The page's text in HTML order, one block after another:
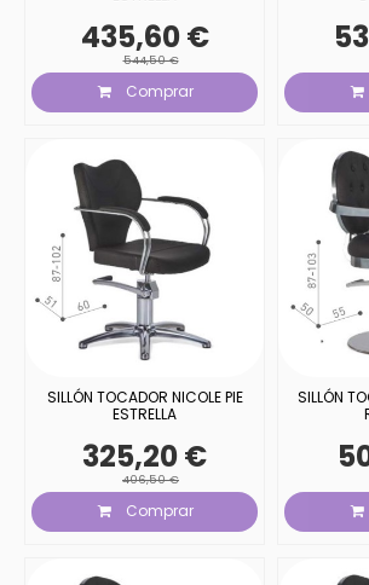
435,60 €
544,50 €
Comprar
SILLÓN TOCADOR NICOLE PIE
ESTRELLA
325,20 €
406,50 €
Comprar
SILLÓN